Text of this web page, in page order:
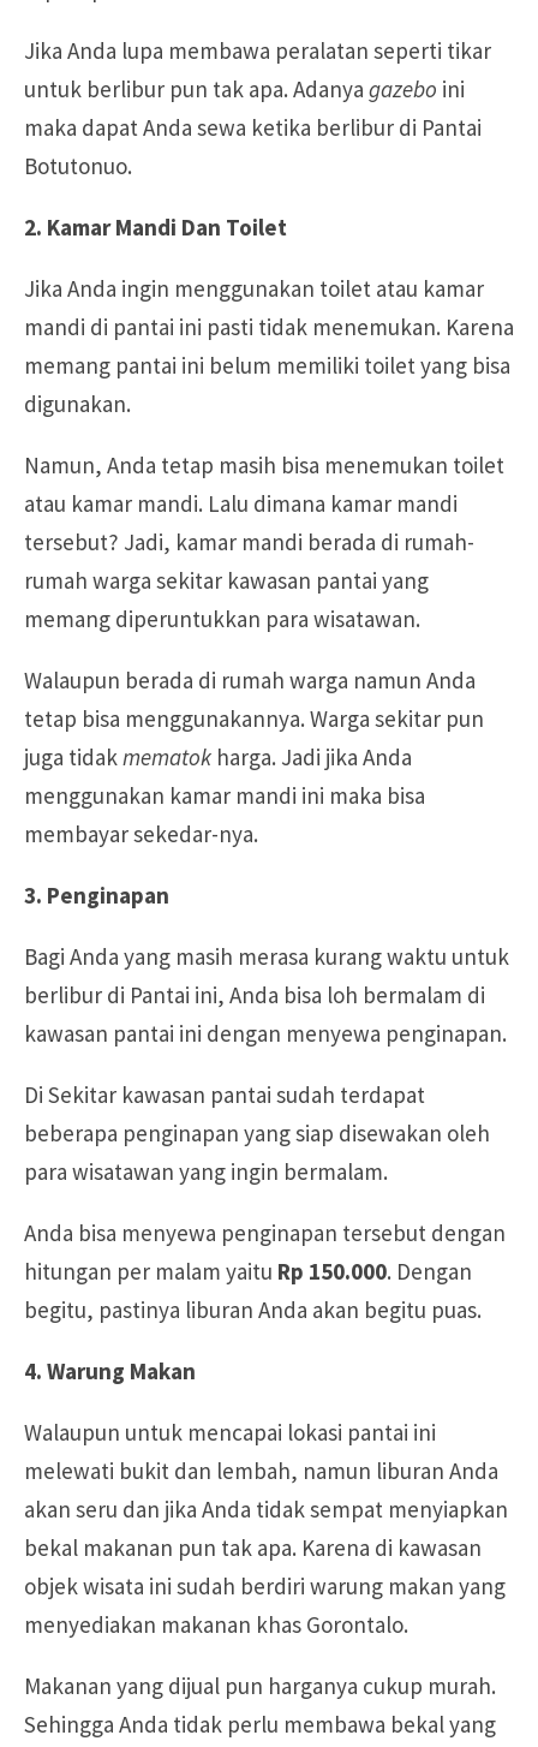
Jika Anda lupa membawa peralatan seperti tikar
untuk berlibur pun tak apa. Adanya gazebo ini
maka dapat Anda sewa ketika berlibur di Pantai
Botutonuo.
2. Kamar Mandi Dan Toilet
Jika Anda ingin menggunakan toilet atau kamar
mandi di pantai ini pasti tidak menemukan. Karena
memang pantai ini belum memiliki toilet yang bisa
digunakan.
Namun, Anda tetap masih bisa menemukan toilet
atau kamar mandi. Lalu dimana kamar mandi
tersebut? Jadi, kamar mandi berada di rumah-
rumah warga sekitar kawasan pantai yang
memang diperuntukkan para wisatawan.
Walaupun berada di rumah warga namun Anda
tetap bisa menggunakannya. Warga sekitar pun
juga tidakmematok harga. Jadi jika Anda
menggunakan kamar mandi ini maka bisa
membayar sekedar-nya.
3. Penginapan
Bagi Anda yang masih merasa kurang waktu untuk
berlibur di Pantai ini, Anda bisa loh bermalam di
kawasan pantai ini dengan menyewa penginapan.
Di Sekitar kawasan pantai sudah terdapat
beberapa penginapan yang siap disewakan oleh
para wisatawan yang ingin bermalam.
Anda bisa menyewa penginapan tersebut dengan
hitungan per malam yaitu Rp 150.000. Dengan
begitu, pastinya liburan Anda akan begitu puas.
4. Warung Makan
Walaupun untuk mencapai lokasi pantai ini
melewati bukit dan lembah, namun liburan Anda
akan seru dan jika Anda tidak sempat menyiapkan
bekal makanan pun tak apa. Karena di kawasan
objek wisata ini sudah berdiri warung makan yang
menyediakan makanan khas Gorontalo.
Makanan yang dijual pun harganya cukup murah.
Sehingga Anda tidak perlu membawa bekal yang